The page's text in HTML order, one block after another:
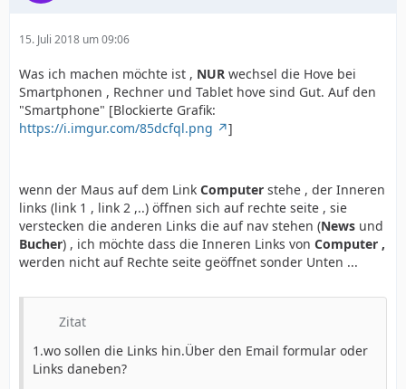
15. Juli 2018 um 09:06
Was ich machen möchte ist , NUR wechsel die Hove bei
Smartphonen , Rechner und Tablet hove sind Gut. Auf den
"Smartphone" [Blockierte Grafik:
https://i.imgur.com/85dcfql.png
]
wenn der Maus auf dem Link Computer stehe , der Inneren
links (link 1 , link 2 ,..) öffnen sich auf rechte seite , sie
verstecken die anderen Links die auf nav stehen (News und
Bucher) , ich möchte dass die Inneren Links von Computer ,
werden nicht auf Rechte seite geöffnet sonder Unten ...
Zitat
1.wo sollen die Links hin.Über den Email formular oder
Links daneben?